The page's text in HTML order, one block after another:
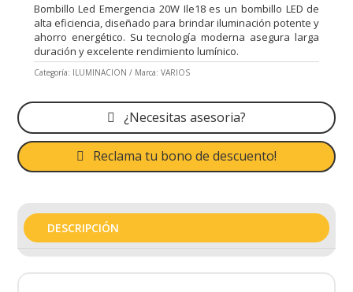
Bombillo Led Emergencia 20W Ile18 es un bombillo LED de
alta eficiencia, diseñado para brindar iluminación potente y
ahorro energético. Su tecnología moderna asegura larga
duración y excelente rendimiento lumínico.
Categoría: ILUMINACION Marca: VARIOS
¿Necesitas asesoria?
Reclama tu bono de descuento!
DESCRIPCIÓN